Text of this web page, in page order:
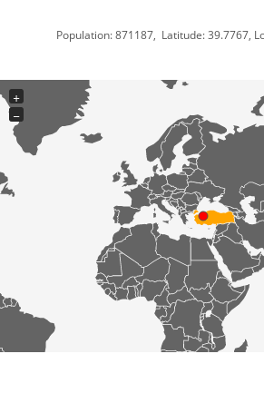
Population: 871187, Latitude: 39.7767,
+
−